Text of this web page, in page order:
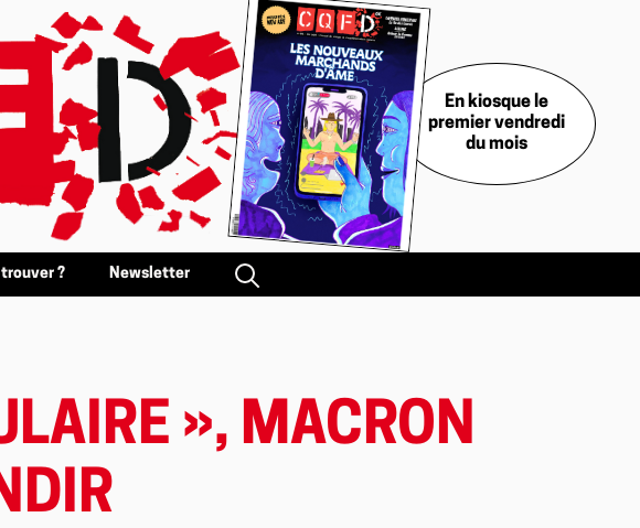
En kiosque le
premier vendredi
du mois
trouver ? Newsletter
», MACRON